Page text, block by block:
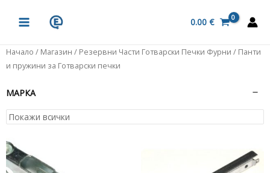
MENU
0.00 €
Начало / Магазин / Резервни Части Готварски Печки Фурни / Панти
и пружини за Готварски печки
МАРКА